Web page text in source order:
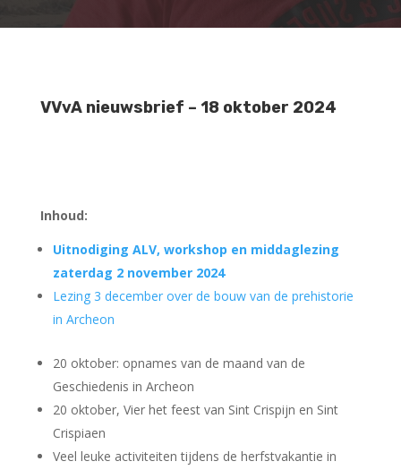
VVvA nieuwsbrief – 18 oktober 2024
Inhoud:
Uitnodiging ALV, workshop en middaglezing
zaterdag 2 november 2024
Lezing 3 december over de bouw van de prehistorie
in Archeon
20 oktober: opnames van de maand van de
Geschiedenis in Archeon
20 oktober, Vier het feest van Sint Crispijn en Sint
Crispiaen
Veel leuke activiteiten tijdens de herfstvakantie in